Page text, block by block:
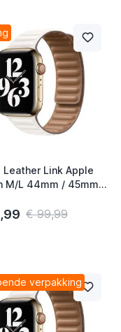
Leather Link Apple
M/L 44mm / 45mm /
€ 99,99
verpakking